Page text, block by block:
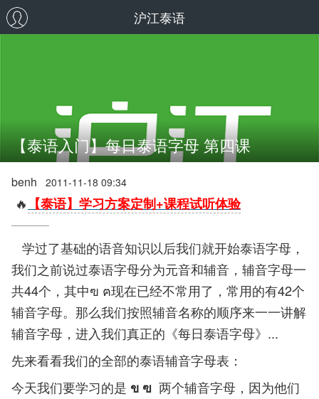
沪江泰语
【泰语入门】每日泰语字母 第四课
benh 2011-11-18 09:34
🔥 【泰语】学习方案定制+课程试听体验
学过了基础的语音知识以后我们就开始泰语字母，
我们之前说过泰语字母分为元音和辅音，辅音字母一
共44个，其中ฃ ฅ现在已经不常用了，常用的有42个
辅音字母。那么我们按照辅音名称的顺序来一一讲解
辅音字母，进入我们真正的《每日泰语字母》...
先来看看我们的全部的泰语辅音字母表：
今天我们要学习的是 ข ฃ 两个辅音字母，因为他们